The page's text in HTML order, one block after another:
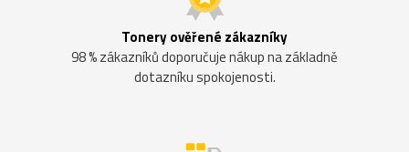
Tonery ověřené zákazníky
98 % zákazníků doporučuje nákup na základně
dotazníku spokojenosti.